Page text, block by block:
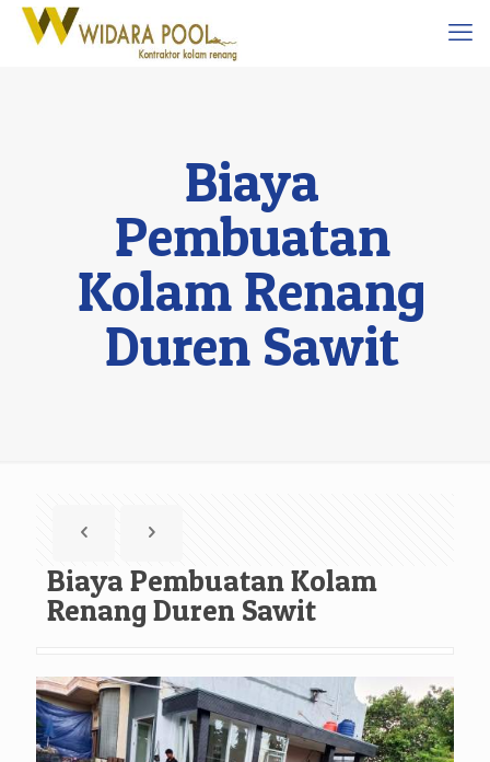
Biaya
Pembuatan
Kolam Renang
Duren Sawit
Biaya Pembuatan Kolam
Renang Duren Sawit